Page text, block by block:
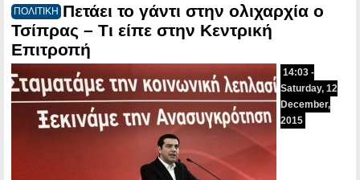
ΠΟΛΙΤΙΚΗ Πετάει το γάντι στην ολιχαρχία ο
Τσίπρας – Τι είπε στην Κεντρική
Επιτροπή
14:03 -
Saturday, 12
December,
2015